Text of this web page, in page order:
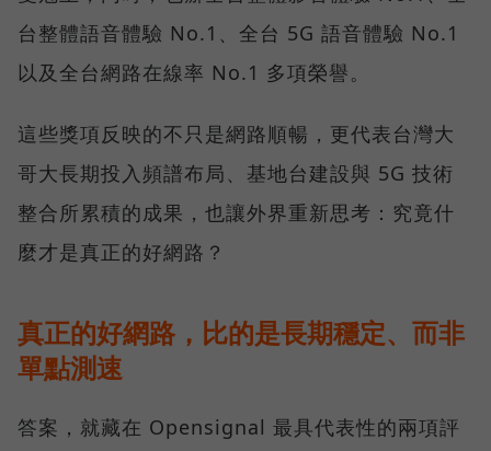
台整體語音體驗 No.1、全台 5G 語音體驗 No.1
以及全台網路在線率 No.1 多項榮譽。
這些獎項反映的不只是網路順暢，更代表台灣大
哥大長期投入頻譜布局、基地台建設與 5G 技術
整合所累積的成果，也讓外界重新思考：究竟什
麼才是真正的好網路？
真正的好網路，比的是長期穩定、而非
單點測速
答案，就藏在 Opensignal 最具代表性的兩項評